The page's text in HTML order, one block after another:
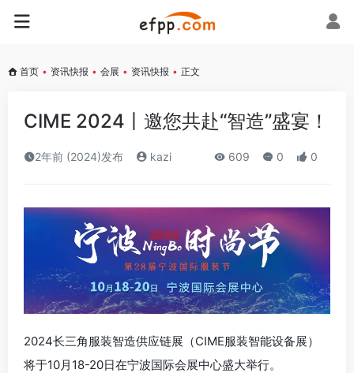
首页 • 资讯快报 • 会展 • 资讯快报 • 正文
CIME 2024丨邀您共赴“智造”盛宴！
2年前 (2024)发布 kazi 609 0 0
2024长三角服装智造供应链展（CIME服装智能设备展）
将于10月18-20日在宁波国际会展中心盛大举行。